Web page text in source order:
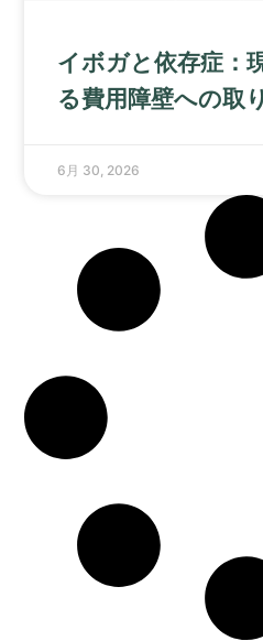
イボガと依存症：
る費用障壁への取
6月 30, 2026